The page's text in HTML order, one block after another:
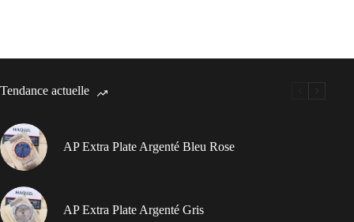
Tendance actuelle
AP Extra Plate Argenté Bleu Rose
AP Extra Plate Argenté Gris